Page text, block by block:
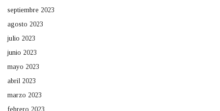
septiembre 2023
agosto 2023
julio 2023
junio 2023
mayo 2023
abril 2023
marzo 2023
febrero 2023